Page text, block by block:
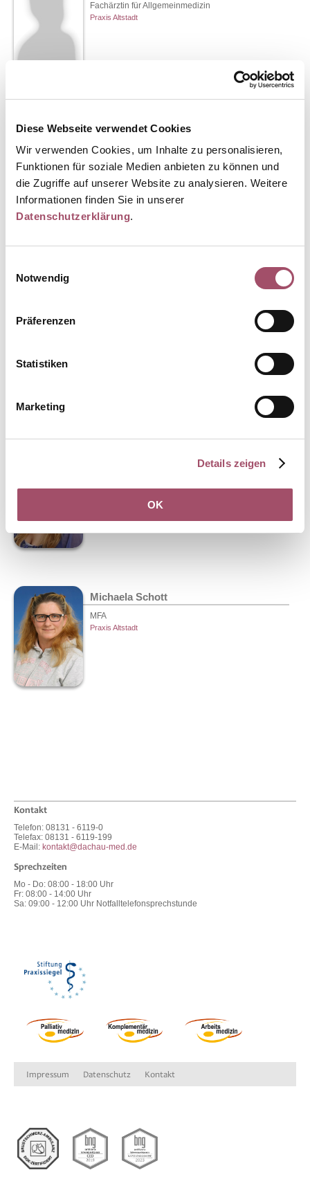
Diese Webseite verwendet Cookies
Wir verwenden Cookies, um Inhalte zu personalisieren,
Funktionen für soziale Medien anbieten zu können und
die Zugriffe auf unserer Website zu analysieren. Weitere
Informationen finden Sie in unserer
Datenschutzerklärung.
Notwendig
Präferenzen
Statistiken
Marketing
Details zeigen
OK
Fachärztin für Allgemeinmedizin
Praxis Altstadt
Mitarbeiter
Ivonne Koller
Arzthelferin, leitende arbeitsmedizinische
Praxis Altstadt
Praxis Altstadt
Michaela Schott
MFA
Praxis Altstadt
Kontakt
Telefon: 08131 - 6119-0
Telefax: 08131 - 6119-199
E-Mail: kontakt@dachau-med.de
Sprechzeiten
Mo - Do: 08:00 - 18:00 Uhr
Fr: 08:00 - 14:00 Uhr
Sa: 09:00 - 12:00 Uhr Notfalltelefonsprechstunde
Impressum Datenschutz Kontakt